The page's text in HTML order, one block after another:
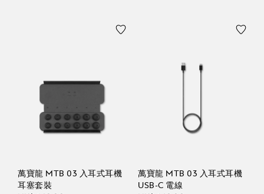
萬寶龍 MTB 03 入耳式耳機
耳塞套裝
萬寶龍 MTB 03 入耳式耳機
USB-C 電線